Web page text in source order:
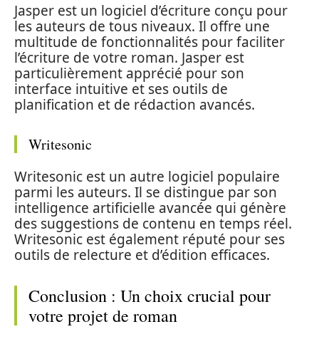
Jasper est un logiciel d’écriture conçu pour
les auteurs de tous niveaux. Il offre une
multitude de fonctionnalités pour faciliter
l’écriture de votre roman. Jasper est
particulièrement apprécié pour son
interface intuitive et ses outils de
planification et de rédaction avancés.
Writesonic
Writesonic est un autre logiciel populaire
parmi les auteurs. Il se distingue par son
intelligence artificielle avancée qui génère
des suggestions de contenu en temps réel.
Writesonic est également réputé pour ses
outils de relecture et d’édition efficaces.
Conclusion : Un choix crucial pour
votre projet de roman